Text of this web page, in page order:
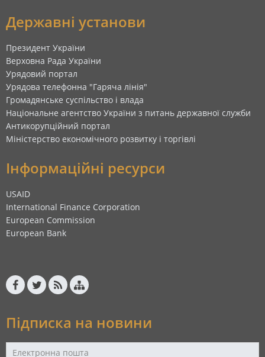
Державні установи
Президент України
Верховна Рада України
Урядовий портал
Урядова телефонна "Гаряча лінія"
Громадянське суспільство і влада
Національне агентство України з питань державної служби
Антикорупційний портал
Міністерство економічного розвитку і торгівлі
Інформаційні ресурси
USAID
International Finance Corporation
European Commission
European Bank
Підписка на новини